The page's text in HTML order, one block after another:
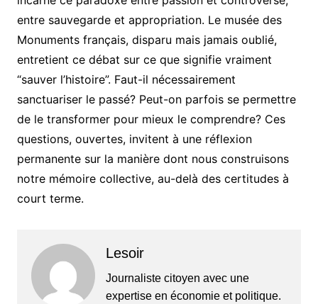
entre sauvegarde et appropriation. Le musée des
Monuments français, disparu mais jamais oublié,
entretient ce débat sur ce que signifie vraiment
“sauver l’histoire”. Faut-il nécessairement
sanctuariser le passé? Peut-on parfois se permettre
de le transformer pour mieux le comprendre? Ces
questions, ouvertes, invitent à une réflexion
permanente sur la manière dont nous construisons
notre mémoire collective, au-delà des certitudes à
court terme.
Lesoir
Journaliste citoyen avec une
expertise en économie et politique.